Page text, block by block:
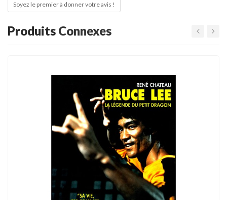
Soyez le premier à donner votre avis !
Produits Connexes